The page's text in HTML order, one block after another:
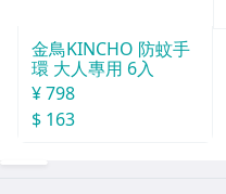
金鳥KINCHO 防蚊手
環 大人專用 6入
¥ 798
$ 163